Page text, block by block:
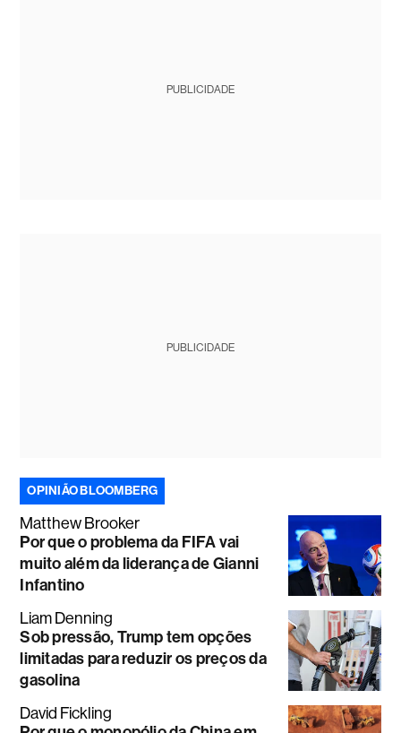
PUBLICIDADE
PUBLICIDADE
OPINIÃO BLOOMBERG
Matthew Brooker
Por que o problema da FIFA vai
muito além da liderança de Gianni
Infantino
Liam Denning
Sob pressão, Trump tem opções
limitadas para reduzir os preços da
gasolina
David Fickling